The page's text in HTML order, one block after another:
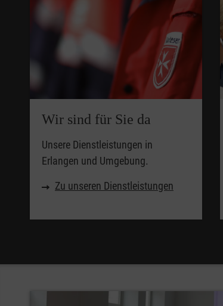
Wir sind für Sie da
Unsere Dienstleistungen in
Erlangen und Umgebung.
Zu unseren Dienstleistungen